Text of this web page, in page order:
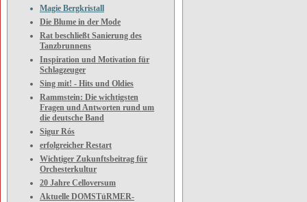
Magie Bergkristall
Die Blume in der Mode
Rat beschließt Sanierung des
Tanzbrunnens
Inspiration und Motivation für
Schlagzeuger
Sing mit! - Hits und Oldies
Rammstein: Die wichtigsten
Fragen und Antworten rund um
die deutsche Band
Sigur Rós
erfolgreicher Restart
Wichtiger Zukunftsbeitrag für
Orchesterkultur
20 Jahre Celloversum
Aktuelle DOMSTüRMER-